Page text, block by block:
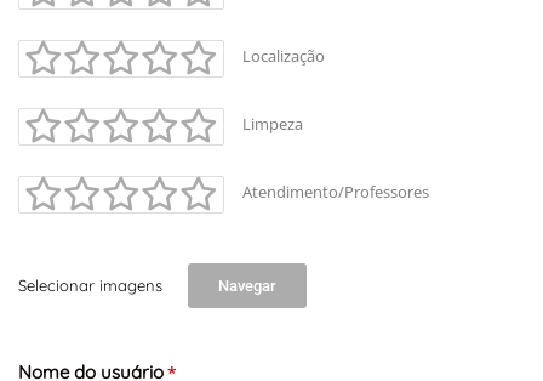
Localização
Limpeza
Atendimento/Professores
Selecionar imagens Navegar
Nome do usuário*